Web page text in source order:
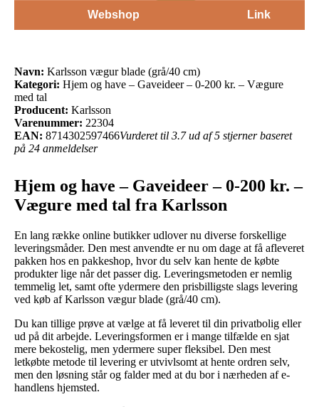
Webshop
Link
Navn: Karlsson vægur blade (grå/40 cm)
Kategori: Hjem og have – Gaveideer – 0-200 kr. – Vægure
med tal
Producent: Karlsson
Varenummer: 22304
EAN: 8714302597466Vurderet til 3.7 ud af 5 stjerner baseret
på 24 anmeldelser
Hjem og have – Gaveideer – 0-200 kr. –
Vægure med tal fra Karlsson
En lang række online butikker udlover nu diverse forskellige
leveringsmåder. Den mest anvendte er nu om dage at få afleveret
pakken hos en pakkeshop, hvor du selv kan hente de købte
produkter lige når det passer dig. Leveringsmetoden er nemlig
temmelig let, samt ofte ydermere den prisbilligste slags levering
ved køb af Karlsson vægur blade (grå/40 cm).
Du kan tillige prøve at vælge at få leveret til din privatbolig eller
ud på dit arbejde. Leveringsformen er i mange tilfælde en sjat
mere bekostelig, men ydermere super fleksibel. Den mest
letkøbte metode til levering er utvivlsomt at hente ordren selv,
men den løsning står og falder med at du bor i nærheden af e-
handlens hjemsted.